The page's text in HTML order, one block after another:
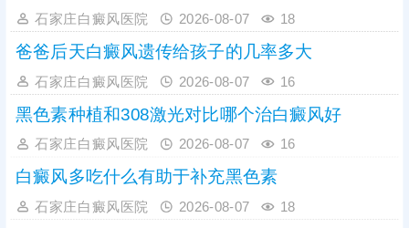
石家庄白癜风医院 2026-08-07 18
爸爸后天白癜风遗传给孩子的几率多大
石家庄白癜风医院 2026-08-07 16
黑色素种植和308激光对比哪个治白癜风好
石家庄白癜风医院 2026-08-07 16
白癜风多吃什么有助于补充黑色素
石家庄白癜风医院 2026-08-07 18